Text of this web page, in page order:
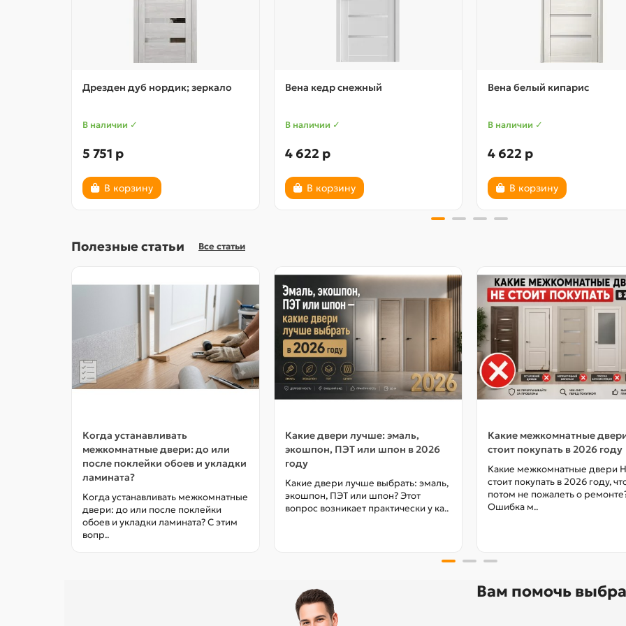
Дрезден дуб нордик; зеркало
В наличии ✓
5 751 р
В корзину
Вена кедр снежный
В наличии ✓
4 622 р
В корзину
Вена белый кипарис
В наличии ✓
4 622 р
В корзину
Полезные статьи Все статьи
Когда устанавливать
межкомнатные двери: до или
после поклейки обоев и укладки
ламината?
Когда устанавливать межкомнатные
двери: до или после поклейки
обоев и укладки ламината? С этим
вопр..
Какие двери лучше: эмаль,
экошпон, ПЭТ или шпон в 2026
году
Какие двери лучше выбрать: эмаль,
экошпон, ПЭТ или шпон? Этот
вопрос возникает практически у ка..
Какие межкомнатные
стоит покупать в 2026 году
Какие межкомнатные двери
стоит покупать в 2026 году,
потом не пожалеть о
Ошибка м..
Вам помочь